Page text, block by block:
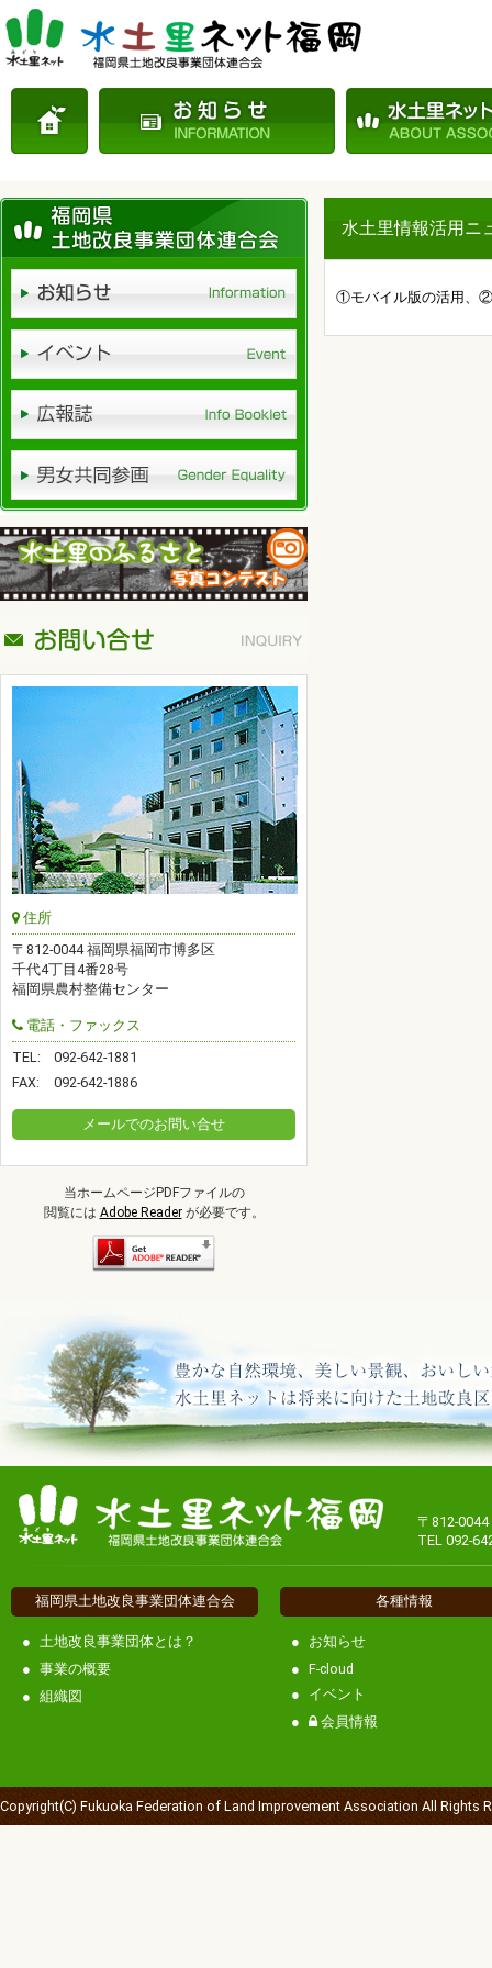
水土里情報活用ニ
①モバイル版の活用、
住所
〒812-0044 福岡県福岡市博多区
千代4丁目4番28号
福岡県農村整備センター
電話・ファックス
TEL:
092-642-1881
FAX:
092-642-1886
メールでのお問い合せ
当ホームページPDFファイルの
閲覧には Adobe Readerが必要です。
〒812-
TEL 092-
福岡県土地改良事業団体連合会
土地改良事業団体とは？
事業の概要
組織図
各種情報
お知らせ
F-cloud
イベント
会員情報
Copyright(C) Fukuoka Federation of Land Improvement Association All Rights